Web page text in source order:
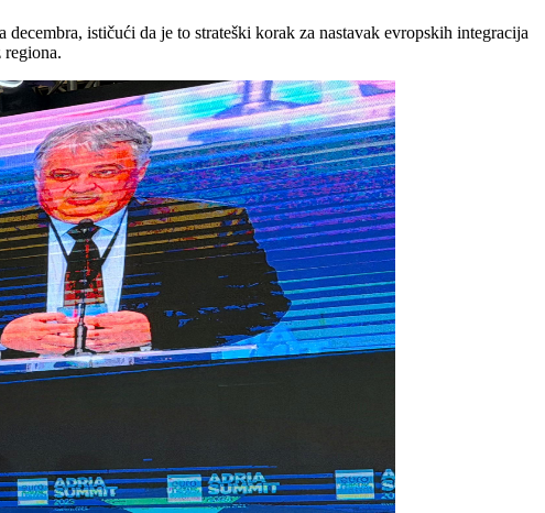
ističući da je to strateški korak za nastavak evropskih integracija